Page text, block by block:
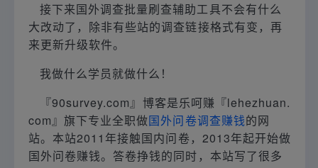
接下来国外调查批量刷查辅助工具不会有什么
大改动了，除非有些站的调查链接格式有变，再
来更新升级软件。
我做什么学员就做什么！
『90survey.com』博客是乐呵赚『lehezhuan.
com』旗下专业全职做国外问卷调查赚钱的网
站。本站2011年接触国内问卷，2013年起开始做
国外问卷赚钱。答卷挣钱的同时，本站写了很多